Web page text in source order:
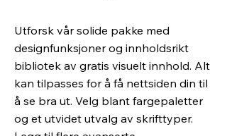
Utforsk vår solide pakke med
designfunksjoner og innholdsrikt
bibliotek av gratis visuelt innhold. Alt
kan tilpasses for å få nettsiden din til
å se bra ut. Velg blant fargepaletter
og et utvidet utvalg av skrifttyper.